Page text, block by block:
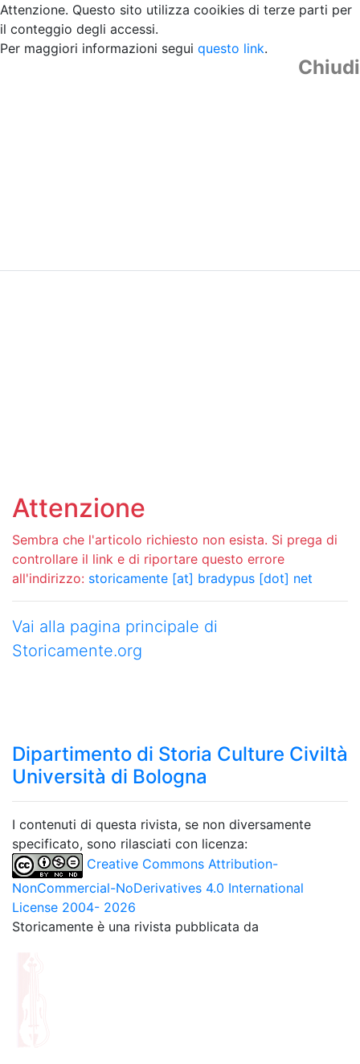
Attenzione. Questo sito utilizza cooikies di terze parti per
il conteggio degli accessi.
Per maggiori informazioni segui questo link.
Chiudi
Attenzione
Sembra che l'articolo richiesto non esista. Si prega di
controllare il link e di riportare questo errore
all'indirizzo: storicamente [at] bradypus [dot] net
Vai alla pagina principale di
Storicamente.org
Dipartimento di Storia Culture Civiltà
Università di Bologna
I contenuti di questa rivista, se non diversamente
specificato, sono rilasciati con licenza:
Creative Commons Attribution-
NonCommercial-NoDerivatives 4.0 International
License 2004- 2026
Storicamente è una rivista pubblicata da